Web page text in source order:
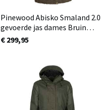
Pinewood Abisko Smaland 2.0
gevoerde jas dames Bruin
(241) met nepbont
€ 299,95